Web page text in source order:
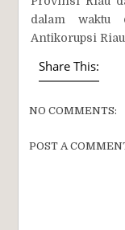
dalam waktu
Antikorupsi
Share This:
NO COMMENTS:
POST A